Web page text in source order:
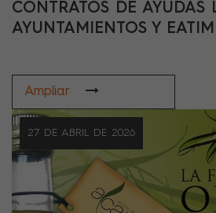
CONTRATOS DE AYUDAS
AYUNTAMIENTOS Y EATIM
Ampliar
27 DE ABRIL DE 2026